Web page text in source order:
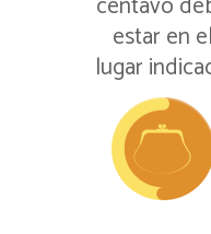
estar en el
lugar